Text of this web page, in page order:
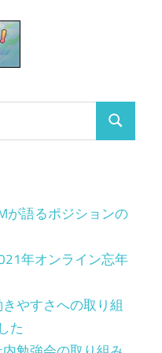
が語るポジションの
年オンライン忘年
きやすさへの取り組
た